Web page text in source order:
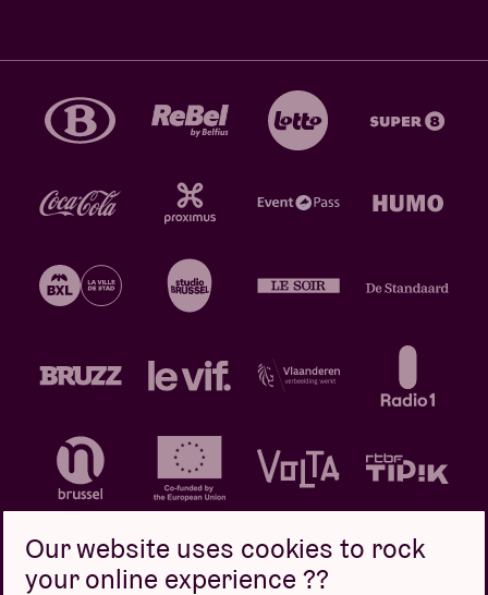
Our website uses cookies to rock
your online experience ??